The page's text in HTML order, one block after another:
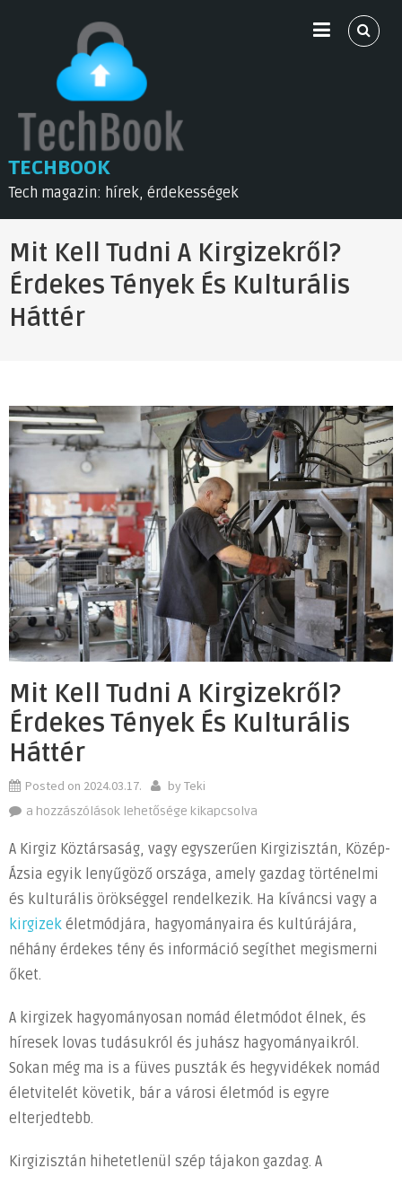
TECHBOOK
Tech magazin: hírek, érdekességek
Mit Kell Tudni A Kirgizekről?
Érdekes Tények És Kulturális
Háttér
Mit Kell Tudni A Kirgizekről?
Érdekes Tények És Kulturális
Háttér
Posted on 2024.03.17. by Teki
Mit
tudni
a
kirgizekről?
Érdekes
tények
és
háttér
bejegyzéshez
a hozzászólások lehetősége kikapcsolva
A Kirgiz Köztársaság, vagy egyszerűen Kirgizisztán, Közép-
Ázsia egyik lenyűgöző országa, amely gazdag történelmi
és kulturális örökséggel rendelkezik. Ha kíváncsi vagy a
kirgizek életmódjára, hagyományaira és kultúrájára,
néhány érdekes tény és információ segíthet megismerni
őket.
A kirgizek hagyományosan nomád életmódot élnek, és
híresek lovas tudásukról és juhász hagyományaikról.
Sokan még ma is a füves puszták és hegyvidékek nomád
életvitelét követik, bár a városi életmód is egyre
elterjedtebb.
Kirgizisztán hihetetlenül szép tájakon gazdag. A